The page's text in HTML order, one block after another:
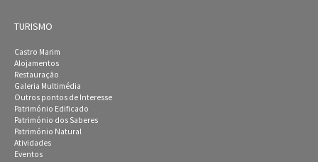
TURISMO
Castro Marim
Alojamentos
Restauração
Galeria Multimédia
Outros pontos de Interesse
Património Edificado
Património dos Saberes
Património Natural
Atividades
Eventos